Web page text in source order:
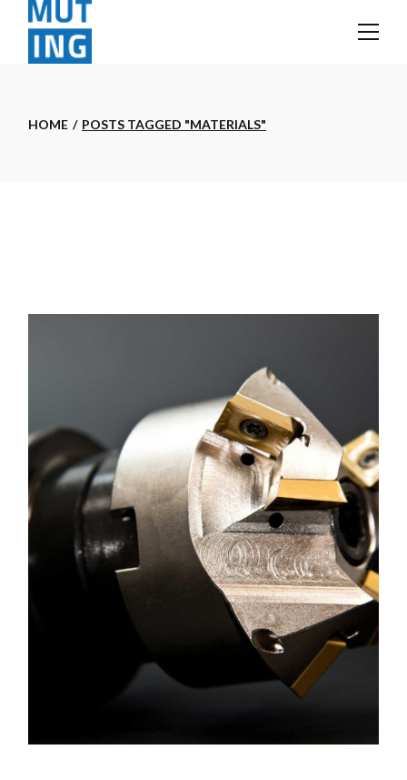
content
HOME POSTS TAGGED "MATERIALS"